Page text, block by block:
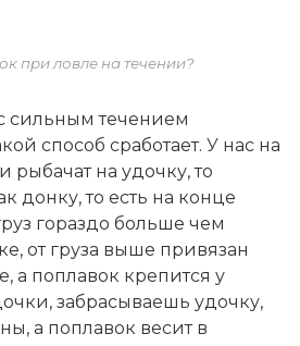
при ловле на течении?
сильным течением
способ сработает. У нас на
рыбачат на удочку, то
донку, то есть на конце
гораздо больше чем
от груза выше привязан
а поплавок крепится у
забрасываешь удочку,
а поплавок весит в